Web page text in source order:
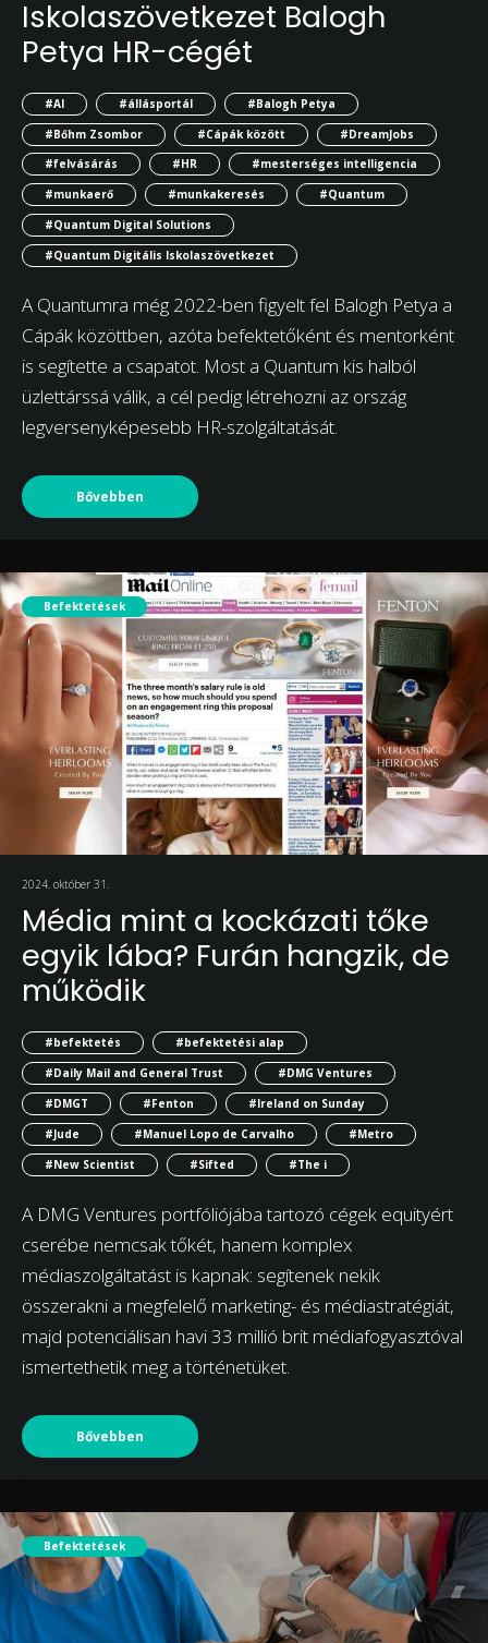
Iskolaszövetkezet Balogh
Petya HR-cégét
#AI #állásportál
#Balogh Petya
#Bőhm Zsombor
#Cápák között
#DreamJobs
#felvásárás
#HR
#mesterséges intelligencia
#munkaerő
#munkakeresés
#Quantum
#Quantum Digital Solutions
#Quantum Digitális Iskolaszövetkezet
A Quantumra még 2022-ben figyelt fel Balogh Petya a
Cápák közöttben, azóta befektetőként és mentorként
is segítette a csapatot. Most a Quantum kis halból
üzlettárssá válik, a cél pedig létrehozni az ország
legversenyképesebb HR-szolgáltatását.
Bővebben
Befektetések
2024. október 31.
Média mint a kockázati tőke
egyik lába? Furán hangzik, de
működik
#befektetés
#befektetési alap
#Daily Mail and General Trust
#DMG Ventures
#DMGT
#Fenton
#Ireland on Sunday
#Jude
#Manuel Lopo de Carvalho
#Metro
#New Scientist
#Sifted #The i
A DMG Ventures portfóliójába tartozó cégek equityért
cserébe nemcsak tőkét, hanem komplex
médiaszolgáltatást is kapnak: segítenek nekik
összerakni a megfelelő marketing- és médiastratégiát,
majd potenciálisan havi 33 millió brit médiafogyasztóval
ismertethetik meg a történetüket.
Bővebben
Befektetések